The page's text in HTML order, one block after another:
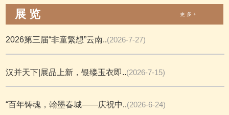
展 览 更 多 +
2026第三届“非童繁想”云南..(2026-7-27)
汉并天下|展品上新，银缕玉衣即..(2026-7-15)
“百年铸魂，翰墨春城——庆祝中..(2026-6-24)